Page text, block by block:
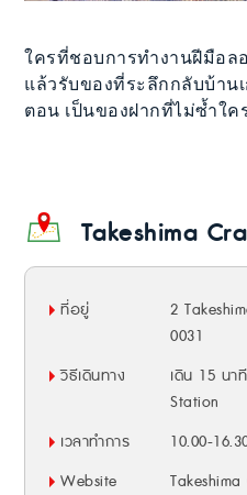
ใครที่ชอบการทำงานฝีมือ
แล้วรับของที่ระลึกกลับบ้าน
ตอน เป็นของฝากที่ไม่ซ้ำใค
Takeshima
ที่อยู่
2
0031
วิธีเดินทาง
เดิน 15 นา
Station
เวลาทำการ
10.00-
Website